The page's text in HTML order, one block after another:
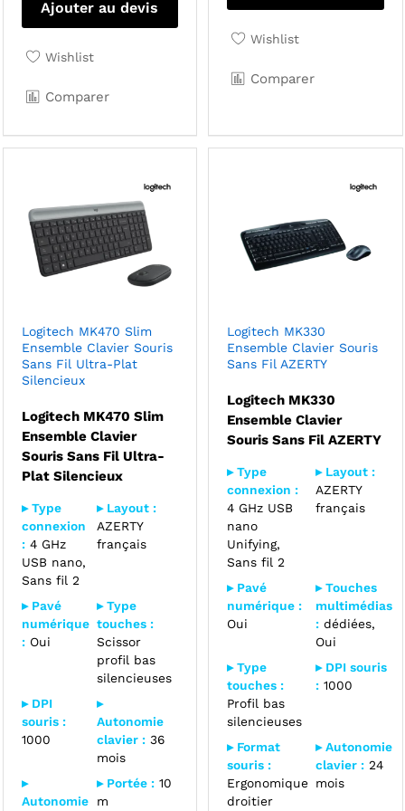
Ajouter au devis
Wishlist
Comparer
Wishlist
Comparer
Logitech MK470 Slim
Ensemble Clavier Souris
Sans Fil Ultra-Plat
Silencieux
Logitech MK470 Slim
Ensemble Clavier
Souris Sans Fil Ultra-
Plat Silencieux
▸ Type
connexion
:4 GHz
USB nano,
Sans fil 2
▸ Layout :
AZERTY
français
▸ Pavé
numérique
:Oui
▸ Type
touches :
Scissor
profil bas
silencieuses
▸ DPI
souris :
1000
▸
Autonomie
clavier :36
mois
▸
Autonomie
▸ Portée :10
m
Logitech MK330
Ensemble Clavier Souris
Sans Fil AZERTY
Logitech MK330
Ensemble Clavier
Souris Sans Fil AZERTY
▸ Type
connexion :
4 GHz USB
nano
Unifying,
Sans fil 2
▸ Layout :
AZERTY
français
▸ Pavé
numérique :
Oui
▸ Touches
multimédias
: dédiées,
Oui
▸ Type
touches :
Profil bas
silencieuses
▸ DPI souris
: 1000
▸ Format
souris :
Ergonomique
droitier
▸ Autonomie
clavier : 24
mois